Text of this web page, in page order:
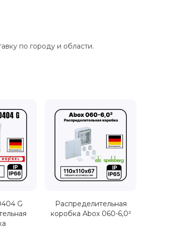
по городу и области.
G
Распределительная
коробка Abox 060-6,0²